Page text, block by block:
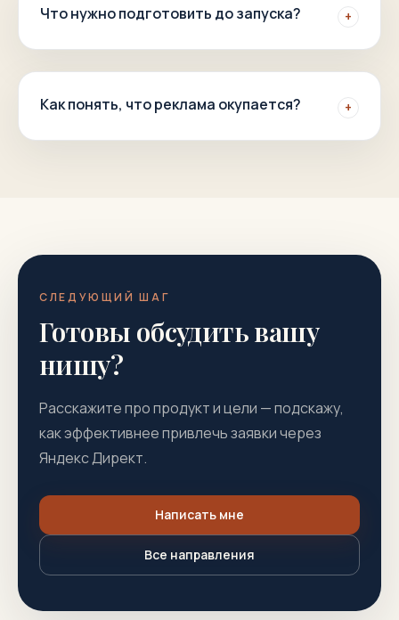
Что нужно подготовить до запуска? +
Как понять, что реклама окупается? +
СЛЕДУЮЩИЙ ШАГ
Готовы обсудить вашу
нишу?
Расскажите про продукт и цели — подскажу,
как эффективнее привлечь заявки через
Яндекс Директ.
Написать мне
Все направления